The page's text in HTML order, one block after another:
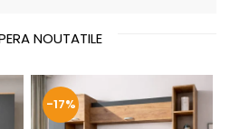
NOUTATILE
-17%